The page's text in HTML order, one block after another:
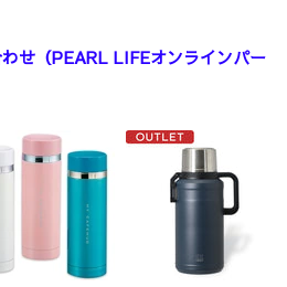
せ（PEARL LIFEオンラインパー